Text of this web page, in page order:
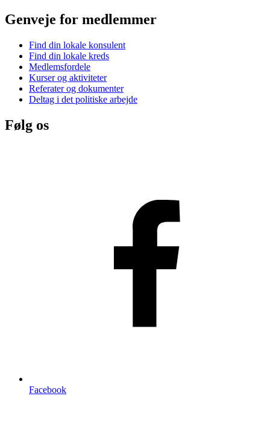
Genveje for medlemmer
Find din lokale konsulent
Find din lokale kreds
Medlemsfordele
Kurser og aktiviteter
Referater og dokumenter
Deltag i det politiske arbejde
Følg os
Facebook